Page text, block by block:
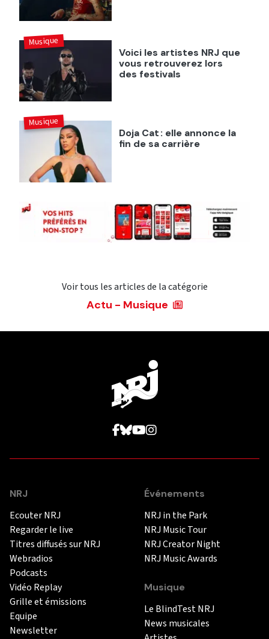
Voici les artistes NRJ que
vous retrouverez lors
des festivals
Musique
Doja Cat : elle annonce la
fin de sa carrière
Musique
Voir tous les articles de la catégorie
Actu - Musique
NRJ
Ecouter NRJ
Regarder le live
Titres diffusés sur NRJ
Webradios
Podcasts
Vidéo Replay
Grille et émissions
Equipe
Newsletter
Événements
NRJ in the Park
NRJ Music Tour
NRJ Creator Night
NRJ Music Awards
Musique
Le BlindTest NRJ
News musicales